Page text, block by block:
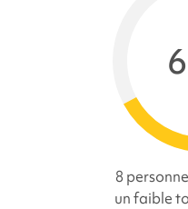
8
un faible